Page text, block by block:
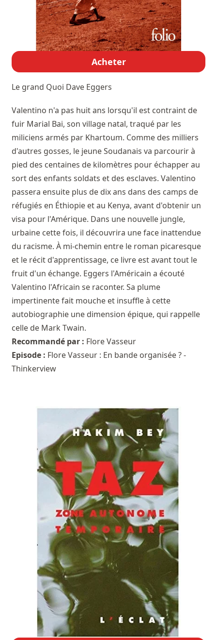
Acheter
Le grand Quoi Dave Eggers
Valentino n'a pas huit ans lorsqu'il est contraint de
fuir Marial Bai, son village natal, traqué par les
miliciens armés par Khartoum. Comme des milliers
d'autres gosses, le jeune Soudanais va parcourir à
pied des centaines de kilomètres pour échapper au
sort des enfants soldats et des esclaves. Valentino
passera ensuite plus de dix ans dans des camps de
réfugiés en Éthiopie et au Kenya, avant d'obtenir un
visa pour l'Amérique. Dans une nouvelle jungle,
urbaine cette fois, il découvrira une face inattendue
du racisme. À mi-chemin entre le roman picaresque
et le récit d'apprentissage, ce livre est avant tout le
fruit d'un échange. Eggers l'Américain a écouté
Valentino l'Africain se raconter. Sa plume
impertinente fait mouche et insuffle à cette
autobiographie une dimension épique, qui rappelle
celle de Mark Twain.
Recommandé par : Flore Vasseur
Episode : Flore Vasseur : En bande organisée ? -
Thinkerview